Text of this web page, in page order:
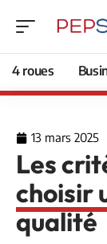
4 roues
13 mars 2025
Les
choisir
qualité